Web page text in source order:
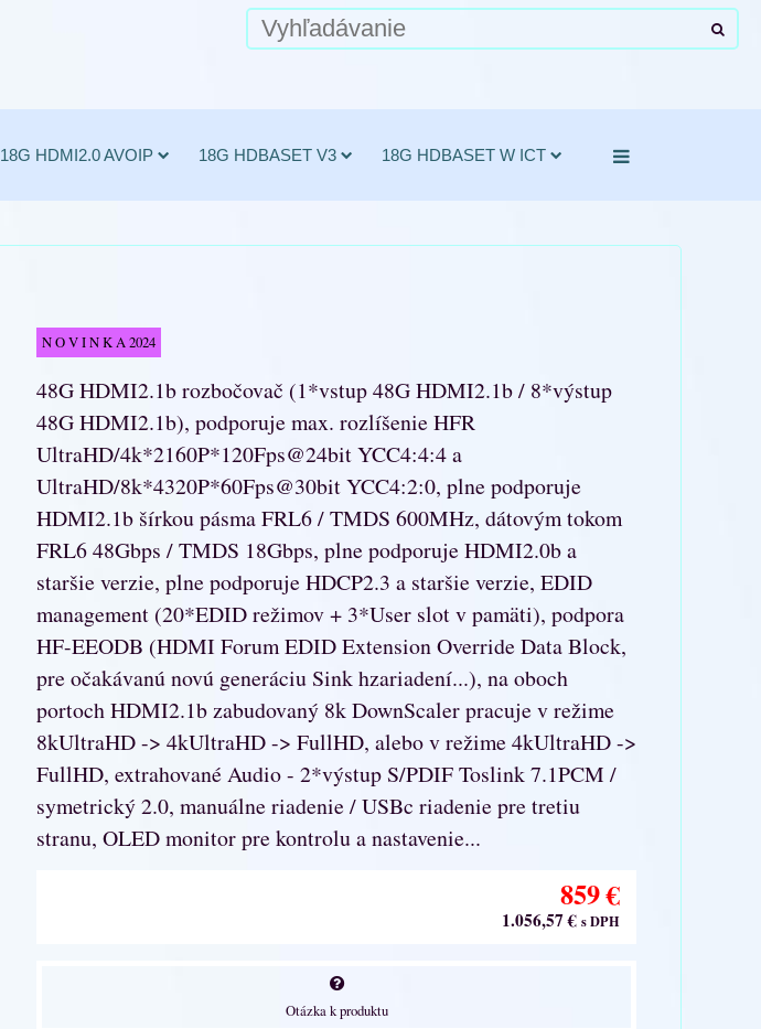
18G HDMI2.0 AVOIP 18G HDBASET V3 18G HDBASET W ICT
N O V I N K A 2024
48G HDMI2.1b rozbočovač (1*vstup 48G HDMI2.1b / 8*výstup
48G HDMI2.1b), podporuje max. rozlíšenie HFR
UltraHD/4k*2160P*120Fps@24bit YCC4:4:4 a
UltraHD/8k*4320P*60Fps@30bit YCC4:2:0, plne podporuje
HDMI2.1b šírkou pásma FRL6 / TMDS 600MHz, dátovým tokom
FRL6 48Gbps / TMDS 18Gbps, plne podporuje HDMI2.0b a
staršie verzie, plne podporuje HDCP2.3 a staršie verzie, EDID
management (20*EDID režimov + 3*User slot v pamäti), podpora
HF-EEODB (HDMI Forum EDID Extension Override Data Block,
pre očakávanú novú generáciu Sink hzariadení...), na oboch
portoch HDMI2.1b zabudovaný 8k DownScaler pracuje v režime
8kUltraHD -> 4kUltraHD -> FullHD, alebo v režime 4kUltraHD ->
FullHD, extrahované Audio - 2*výstup S/PDIF Toslink 7.1PCM /
symetrický 2.0, manuálne riadenie / USBc riadenie pre tretiu
stranu, OLED monitor pre kontrolu a nastavenie...
859 €
1.056,57 € s DPH
Otázka k produktu